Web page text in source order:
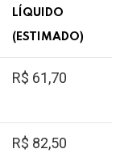
LÍQUIDO
(ESTIMADO)
R$ 61,70
R$ 82,50